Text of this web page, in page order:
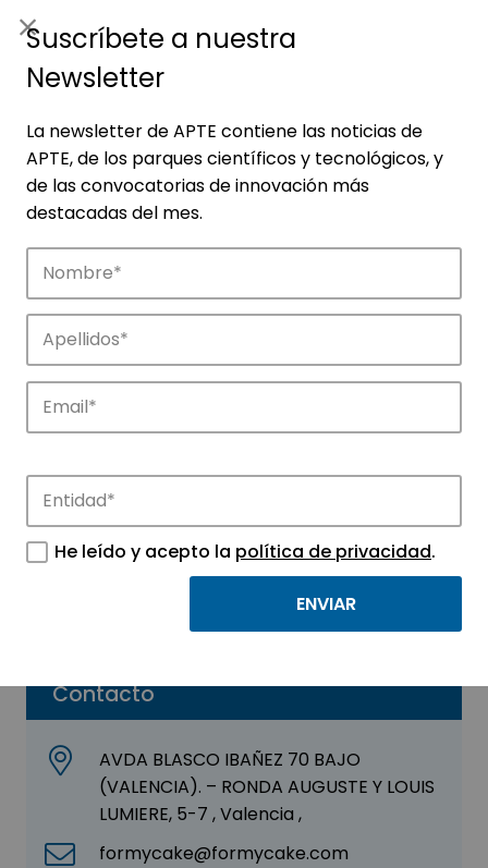
Empresas
Descubre las empresas que impulsan la
innovación en los parques de APTE.
Contacto
AVDA BLASCO IBAÑEZ 70 BAJO
(VALENCIA). – RONDA AUGUSTE Y LOUIS
LUMIERE, 5-7 , Valencia ,
formycake@formycake.com
FORMYCAKE SL
València Parc Tecnològic
Suscríbete a nuestra
Newsletter
La newsletter de APTE contiene las noticias de
APTE, de los parques científicos y tecnológicos, y
de las convocatorias de innovación más
destacadas del mes.
He leído y acepto la política de privacidad.